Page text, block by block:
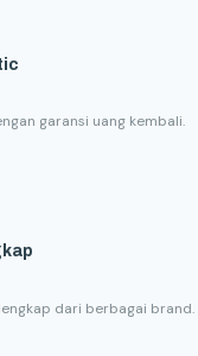
garansi uang kembali.
dari berbagai brand.